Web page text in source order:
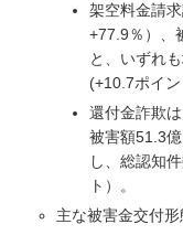
架空料金請
+77.9％）、
と、いずれ
(+10.7ポイン
還付金詐欺
被害額51.3
し、総認知
ト）。
主な被害金交付